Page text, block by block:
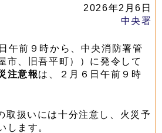
2026年2月6日
中央署
午前９時から、中央消防署管
市、旧吾平町））に発令して
注意報は、２月６日午前９時
取扱いには十分注意し、火災予
します。